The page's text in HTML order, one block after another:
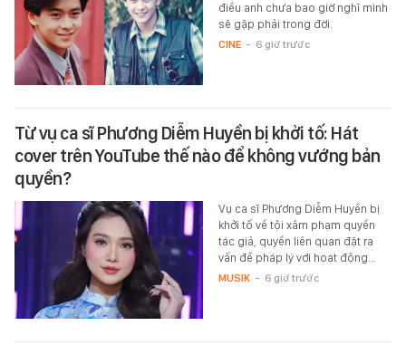
điều anh chưa bao giờ nghĩ mình
sẽ gặp phải trong đời.
CINE - 6 giờ trước
Từ vụ ca sĩ Phương Diễm Huyền bị khởi tố: Hát
cover trên YouTube thế nào để không vướng bản
quyền?
Vụ ca sĩ Phương Diễm Huyền bị
khởi tố về tội xâm phạm quyền
tác giả, quyền liên quan đặt ra
vấn đề pháp lý với hoạt động…
MUSIK - 6 giờ trước